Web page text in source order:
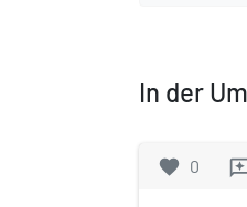
In der
favorite 0